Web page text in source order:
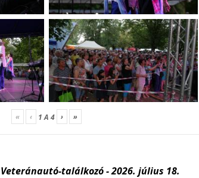
« ‹ 1A 4 › »
Veteránautó-találkozó - 2026. július 18.